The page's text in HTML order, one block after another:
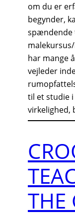
om du er
begynder,
spændende
har mange
vejleder
til et studie
virkelighed,
THE